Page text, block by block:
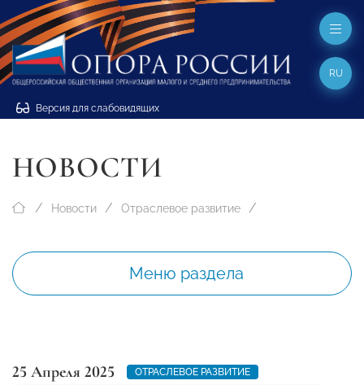
Версия для слабовидящих
RU
НОВОСТИ
Новости Отраслевое развитие
Меню раздела
25 Апреля 2025
ОТРАСЛЕВОЕ РАЗВИТИЕ